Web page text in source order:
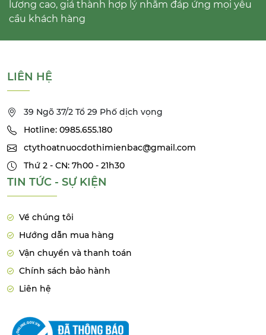
lượng cao, giá thành hợp lý nhằm đáp ứng mọi yêu
cầu khách hàng
LIÊN HỆ
39 Ngõ 37/2 Tổ 29 Phố dịch vọng
Hotline: 0985.655.180
ctythoatnuocdothimienbac@gmail.com
Thứ 2 - CN: 7h00 - 21h30
TIN TỨC - SỰ KIỆN
Về chúng tôi
Hướng dẫn mua hàng
Vận chuyển và thanh toán
Chính sách bảo hành
Liên hệ